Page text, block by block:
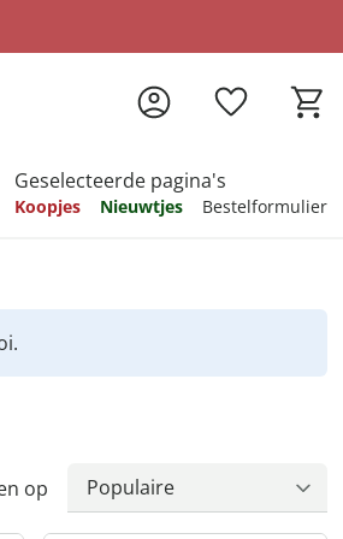
Geselecteerde pagina's
Koopjes Nieuwtjes Bestelformulier
op